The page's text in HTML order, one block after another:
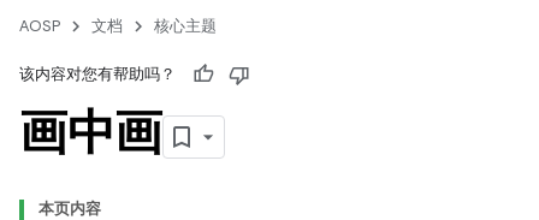
AOSP 文档 核心主题
该内容对您有帮助吗？
画中画
本页内容